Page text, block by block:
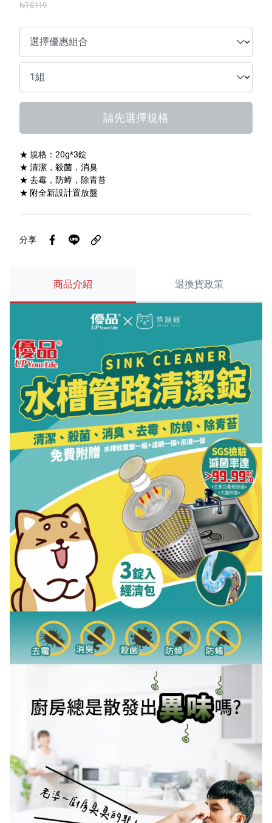
關於優品
會員權益
Line
Youtube
NT$119
請先選擇規格
★ 規格：20g*3錠
★ 清潔，殺菌，消臭
★ 去霉，防蟑，除青苔
★ 附全新設計置放盤
分享
商品介紹 退換貨政策